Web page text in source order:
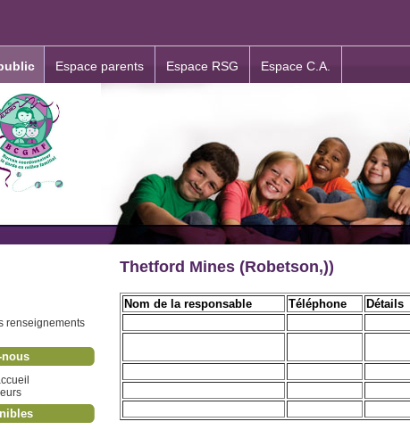
Espace parents Espace RSG Espace C.A.
renseignements
Thetford Mines (Robetson,))
Nom de la responsable Téléphone Détails